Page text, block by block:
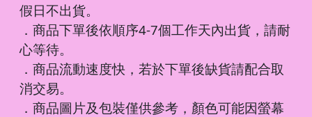
假日不出貨。
．商品下單後依順序4-7個工作天內出貨，請耐
心等待。
．商品流動速度快，若於下單後缺貨請配合取
消交易。
．商品圖片及包裝僅供參考，顏色可能因螢幕